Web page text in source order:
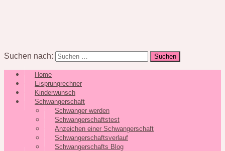
Suchen nach:
Home
Eisprungrechner
Kinderwunsch
Schwangerschaft
Schwanger werden
Schwangerschaftstest
Anzeichen einer Schwangerschaft
Schwangerschaftsverlauf
Schwangerschafts Blog